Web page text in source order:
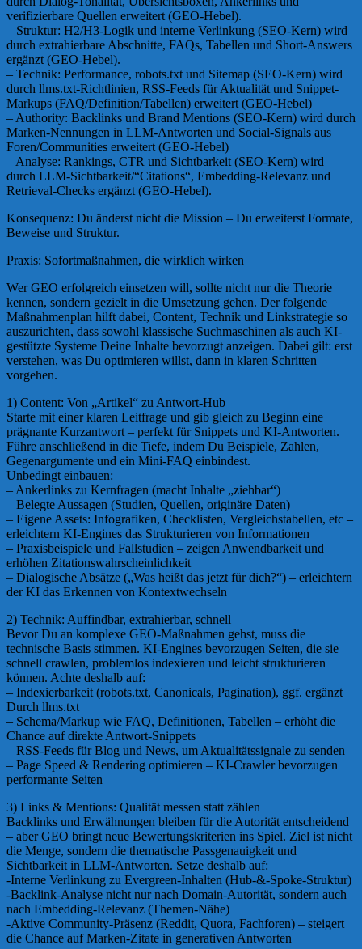
verifizierbare Quellen erweitert (GEO-Hebel).
– Struktur: H2/H3-Logik und interne Verlinkung (SEO-Kern) wird
durch extrahierbare Abschnitte, FAQs, Tabellen und Short-Answers
ergänzt (GEO-Hebel).
– Technik: Performance, robots.txt und Sitemap (SEO-Kern) wird
durch llms.txt-Richtlinien, RSS-Feeds für Aktualität und Snippet-
Markups (FAQ/Definition/Tabellen) erweitert (GEO-Hebel)
– Authority: Backlinks und Brand Mentions (SEO-Kern) wird durch
Marken-Nennungen in LLM-Antworten und Social-Signals aus
Foren/Communities erweitert (GEO-Hebel)
– Analyse: Rankings, CTR und Sichtbarkeit (SEO-Kern) wird
durch LLM-Sichtbarkeit/“Citations“, Embedding-Relevanz und
Retrieval-Checks ergänzt (GEO-Hebel).
Konsequenz: Du änderst nicht die Mission – Du erweiterst Formate,
Beweise und Struktur.
Praxis: Sofortmaßnahmen, die wirklich wirken
Wer GEO erfolgreich einsetzen will, sollte nicht nur die Theorie
kennen, sondern gezielt in die Umsetzung gehen. Der folgende
Maßnahmenplan hilft dabei, Content, Technik und Linkstrategie so
auszurichten, dass sowohl klassische Suchmaschinen als auch KI-
gestützte Systeme Deine Inhalte bevorzugt anzeigen. Dabei gilt: erst
verstehen, was Du optimieren willst, dann in klaren Schritten
vorgehen.
1) Content: Von „Artikel“ zu Antwort-Hub
Starte mit einer klaren Leitfrage und gib gleich zu Beginn eine
prägnante Kurzantwort – perfekt für Snippets und KI-Antworten.
Führe anschließend in die Tiefe, indem Du Beispiele, Zahlen,
Gegenargumente und ein Mini-FAQ einbindest.
Unbedingt einbauen:
– Ankerlinks zu Kernfragen (macht Inhalte „ziehbar“)
– Belegte Aussagen (Studien, Quellen, originäre Daten)
– Eigene Assets: Infografiken, Checklisten, Vergleichstabellen, etc –
erleichtern KI-Engines das Strukturieren von Informationen
– Praxisbeispiele und Fallstudien – zeigen Anwendbarkeit und
erhöhen Zitationswahrscheinlichkeit
– Dialogische Absätze („Was heißt das jetzt für dich?“) – erleichtern
der KI das Erkennen von Kontextwechseln
2) Technik: Auffindbar, extrahierbar, schnell
Bevor Du an komplexe GEO-Maßnahmen gehst, muss die
technische Basis stimmen. KI-Engines bevorzugen Seiten, die sie
schnell crawlen, problemlos indexieren und leicht strukturieren
können. Achte deshalb auf:
– Indexierbarkeit (robots.txt, Canonicals, Pagination), ggf. ergänzt
Durch llms.txt
– Schema/Markup wie FAQ, Definitionen, Tabellen – erhöht die
Chance auf direkte Antwort-Snippets
– RSS-Feeds für Blog und News, um Aktualitätssignale zu senden
– Page Speed & Rendering optimieren – KI-Crawler bevorzugen
performante Seiten
3) Links & Mentions: Qualität messen statt zählen
Backlinks und Erwähnungen bleiben für die Autorität entscheidend
– aber GEO bringt neue Bewertungskriterien ins Spiel. Ziel ist nicht
die Menge, sondern die thematische Passgenauigkeit und
Sichtbarkeit in LLM-Antworten. Setze deshalb auf:
-Interne Verlinkung zu Evergreen-Inhalten (Hub-&-Spoke-Struktur)
-Backlink-Analyse nicht nur nach Domain-Autorität, sondern auch
nach Embedding-Relevanz (Themen-Nähe)
-Aktive Community-Präsenz (Reddit, Quora, Fachforen) – steigert
die Chance auf Marken-Zitate in generativen Antworten